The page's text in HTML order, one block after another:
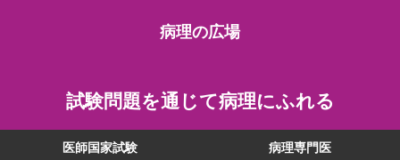
病理の広場
試験問題を通じて病理にふれる
医師国家試験 病理専門医